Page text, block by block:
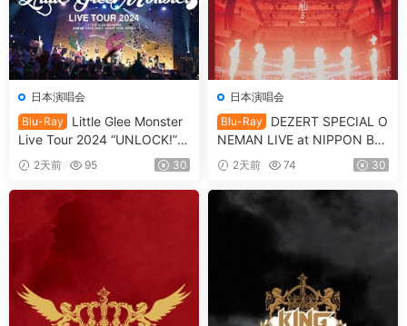
日本演唱会
Blu-Ray
Little Glee Monster
Live Tour 2024 “UNLOCK!”
[2024.07.06] [自购原盘] [BDI
SO 39.8GB]
2天前 95 30
日本演唱会
Blu-Ray
DEZERT SPECIAL O
NEMAN LIVE at NIPPON BU
DOKAN Kimi no shinzou o sa
waru 「君の心臓を触る」[20
25.05.14] [BDISO 41.1GB]
2天前 74 30